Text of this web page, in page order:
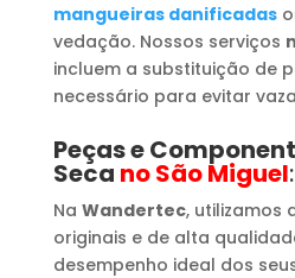
mangueiras danificadas
vedação. Nossos serviços
incluem a substituição de
necessário para evitar
Peças e
Seca no São Miguel:
Na Wandertec, utilizamos
originais e de alta
desempenho ideal dos